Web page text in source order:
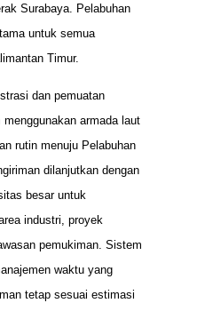
Surabaya. Pelabuhan
untuk semua
Timur.
dan pemuatan
armada laut
rutin menuju Pelabuhan
dilanjutkan dengan
besar untuk
industri, proyek
pemukiman. Sistem
waktu yang
tetap sesuai estimasi